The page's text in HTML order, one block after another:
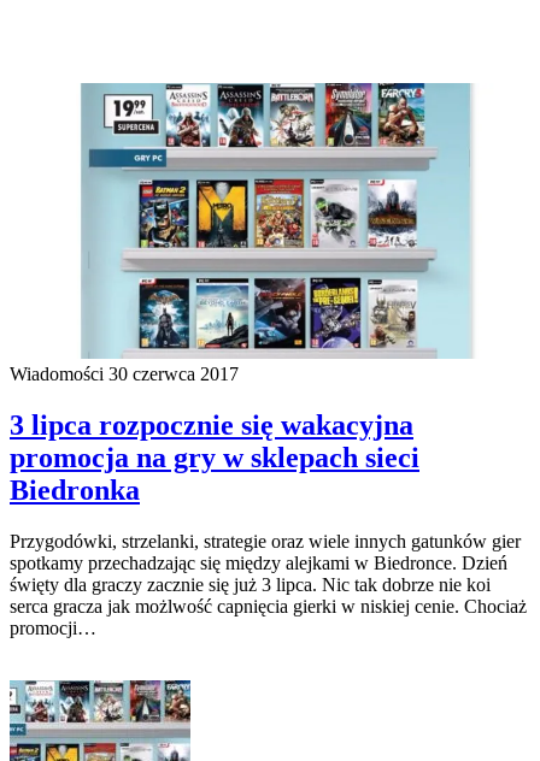
Wiadomości 30 czerwca 2017
3 lipca rozpocznie się wakacyjna
promocja na gry w sklepach sieci
Biedronka
Przygodówki, strzelanki, strategie oraz wiele innych gatunków gier
spotkamy przechadzając się między alejkami w Biedronce. Dzień
święty dla graczy zacznie się już 3 lipca. Nic tak dobrze nie koi
serca gracza jak możlwość capnięcia gierki w niskiej cenie. Chociaż
promocji…